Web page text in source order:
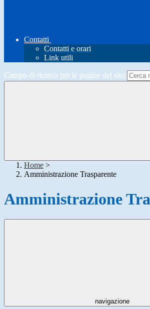
Contatti
Contatti e orari
Link utili
Campo di ricerca per le pagine del sito
Home >
Amministrazione Trasparente
Amministrazione
navigazione